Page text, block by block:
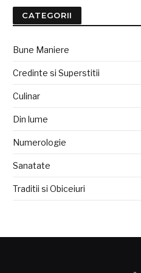
CATEGORII
Bune Maniere
Credinte si Superstitii
Culinar
Din lume
Numerologie
Sanatate
Traditii si Obiceiuri